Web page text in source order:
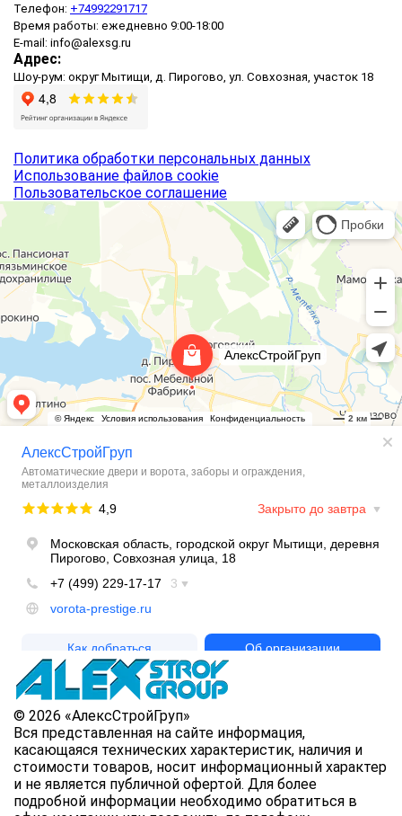
Телефон: +74992291717
Время работы: ежедневно 9:00-18:00
E-mail: info@alexsg.ru
Адрес:
Шоу-рум: округ Мытищи, д. Пирогово, ул. Совхозная, участок 18
Политика обработки персональных данных
Использование файлов cookie
Пользовательское соглашение
© 2026 «АлексСтройГруп»
Вся представленная на сайте информация,
касающаяся технических характеристик, наличия и
стоимости товаров, носит информационный характер
и не является публичной офертой. Для более
подробной информации необходимо обратиться в